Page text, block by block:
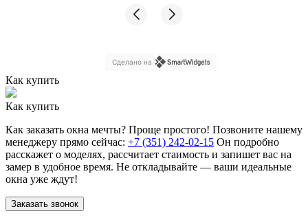
устранить течь крыши, отремонтировав
Сделано на
Как купить
Как купить
Как заказать окна мечты? Проще простого! Позвоните нашему
менеджеру прямо сейчас: +7 (351) 242-02-15 Он подробно
расскажет о моделях, рассчитает стаимость и запишет вас на
замер в удобное время. Не откладывайте — ваши идеальные
окна уже ждут!
Заказать звонок